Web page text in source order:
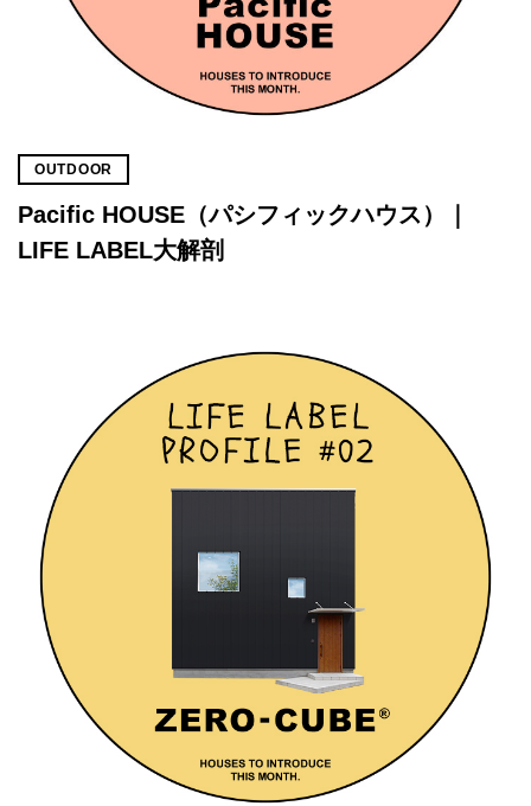
OUTDOOR
Pacific HOUSE（パシフィックハウス）｜
LIFE LABEL大解剖